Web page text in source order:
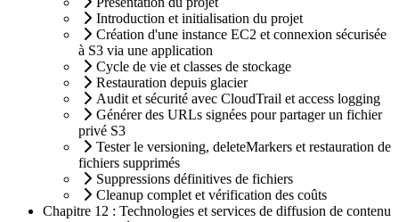
Introduction et initialisation du projet
Création d'une instance EC2 et connexion sécurisée
à S3 via une application
Cycle de vie et classes de stockage
Restauration depuis glacier
Audit et sécurité avec CloudTrail et access logging
Générer des URLs signées pour partager un fichier
privé S3
Tester le versioning, deleteMarkers et restauration de
fichiers supprimés
Suppressions définitives de fichiers
Cleanup complet et vérification des coûts
Chapitre 12 : Technologies et services de diffusion de contenu